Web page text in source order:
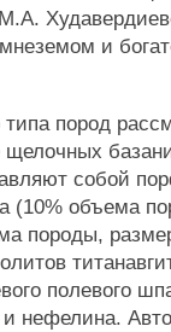
и
типа пород
собой
(10% объема
породы,
полевого
нефелина.